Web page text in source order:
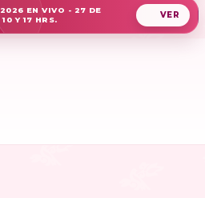
EN VIVO - 27 DE
Y 17 HRS.